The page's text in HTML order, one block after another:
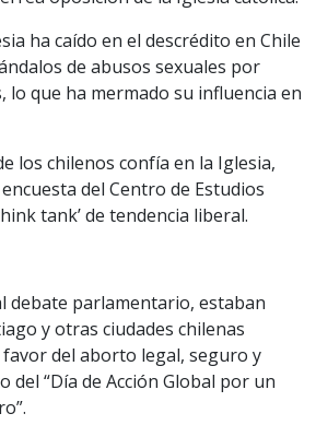
ha caído en el descrédito en Chile
de abusos sexuales por
lo que ha mermado su influencia en
los chilenos confía en la Iglesia,
del Centro de Estudios
tank’ de tendencia liberal.
debate parlamentario, estaban
y otras ciudades chilenas
del aborto legal, seguro y
del “Día de Acción Global por un